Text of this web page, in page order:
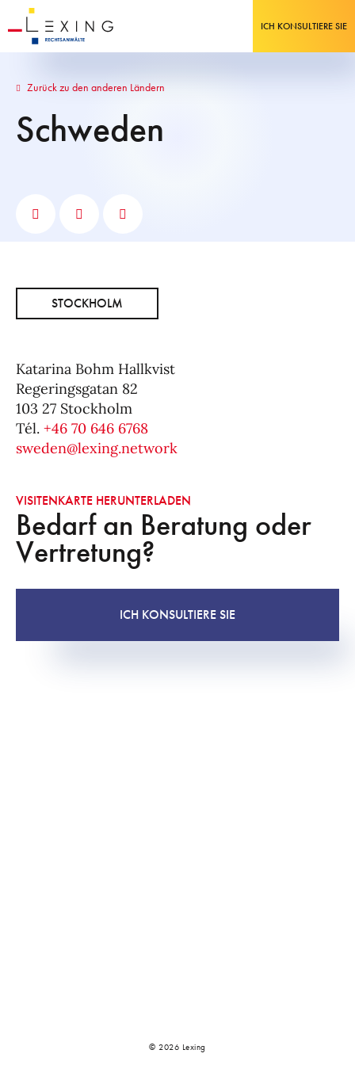
ICH KONSULTIERE SIE
Zurück zu den anderen Ländern
Schweden
Bedarf an Beratung oder
Vertretung?
ICH KONSULTIERE SIE
STOCKHOLM
Katarina Bohm Hallkvist
Regeringsgatan 82
103 27 Stockholm
Tél. +46 70 646 6768
sweden@lexing.network
VISITENKARTE HERUNTERLADEN
© 2026 Lexing